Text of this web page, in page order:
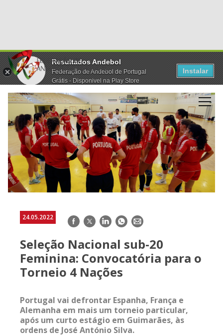
Resultados Andebol
Federação de Andebol de Portugal
Grátis - Disponivel na Play Store
Instalar
24.05.2022 Facebook
TwitterLinkedInWhatsApp
E-
Seleção Nacional sub-20
Feminina: Convocatória para o
Torneio 4 Nações
Portugal vai defrontar Espanha, França e
Alemanha em mais um torneio particular,
após um curto estágio em Guimarães, às
ordens de José António Silva.